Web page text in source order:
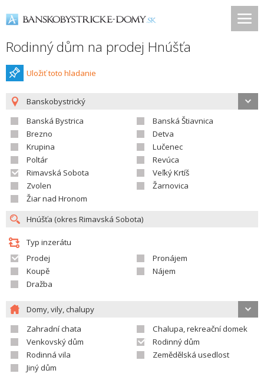
Rodinný dům na prodej Hnúšťa
Uložiť toto hladanie
Banskobystrický
Banská Bystrica
Banská Štiavnica
Brezno
Detva
Krupina
Lučenec
Poltár
Revúca
Rimavská Sobota
Veľký Krtíš
Zvolen
Žarnovica
Žiar nad Hronom
Typ inzerátu
Prodej
Pronájem
Koupě
Nájem
Dražba
Domy, vily, chalupy
Zahradní chata
Chalupa, rekreační domek
Venkovský dům
Rodinný dům
Rodinná vila
Zemědělská usedlost
Jiný dům